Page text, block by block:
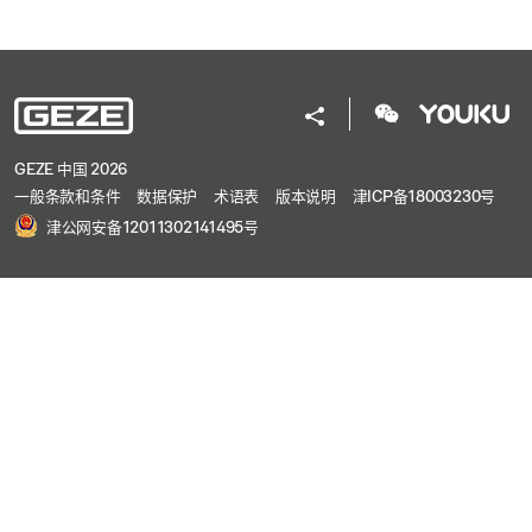
GEZE 中国 2026
一般条款和条件
数据保护 术语表 版本说明
津ICP备18003230号
津公网安备12011302141495号